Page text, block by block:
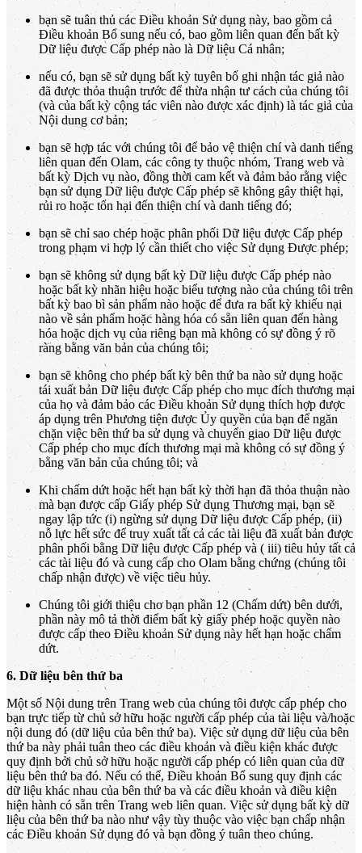
bạn sẽ tuân thủ các Điều khoản Sử dụng này, bao gồm cả
Điều khoản Bổ sung nếu có, bao gồm liên quan đến bất kỳ
Dữ liệu được Cấp phép nào là Dữ liệu Cá nhân;
nếu có, bạn sẽ sử dụng bất kỳ tuyên bố ghi nhận tác giả nào
đã được thỏa thuận trước để thừa nhận tư cách của chúng tôi
(và của bất kỳ cộng tác viên nào được xác định) là tác giả của
Nội dung cơ bản;
bạn sẽ hợp tác với chúng tôi để bảo vệ thiện chí và danh tiếng
liên quan đến Olam, các công ty thuộc nhóm, Trang web và
bất kỳ Dịch vụ nào, đồng thời cam kết và đảm bảo rằng việc
bạn sử dụng Dữ liệu được Cấp phép sẽ không gây thiệt hại,
rủi ro hoặc tổn hại đến thiện chí và danh tiếng đó;
bạn sẽ chỉ sao chép hoặc phân phối Dữ liệu được Cấp phép
trong phạm vi hợp lý cần thiết cho việc Sử dụng Được phép;
bạn sẽ không sử dụng bất kỳ Dữ liệu được Cấp phép nào
hoặc bất kỳ nhãn hiệu hoặc biểu tượng nào của chúng tôi trên
bất kỳ bao bì sản phẩm nào hoặc để đưa ra bất kỳ khiếu nại
nào về sản phẩm hoặc hàng hóa có sẵn liên quan đến hàng
hóa hoặc dịch vụ của riêng bạn mà không có sự đồng ý rõ
ràng bằng văn bản của chúng tôi;
bạn sẽ không cho phép bất kỳ bên thứ ba nào sử dụng hoặc
tái xuất bản Dữ liệu được Cấp phép cho mục đích thương mại
của họ và đảm bảo các Điều khoản Sử dụng thích hợp được
áp dụng trên Phương tiện được Ủy quyền của bạn để ngăn
chặn việc bên thứ ba sử dụng và chuyển giao Dữ liệu được
Cấp phép cho mục đích thương mại mà không có sự đồng ý
bằng văn bản của chúng tôi; và
Khi chấm dứt hoặc hết hạn bất kỳ thời hạn đã thỏa thuận nào
mà bạn được cấp Giấy phép Sử dụng Thương mại, bạn sẽ
ngay lập tức (i) ngừng sử dụng Dữ liệu được Cấp phép, (ii)
nỗ lực hết sức để truy xuất tất cả các tài liệu đã xuất bản được
phân phối bằng Dữ liệu được Cấp phép và ( iii) tiêu hủy tất cả
các tài liệu đó và cung cấp cho Olam bằng chứng (chúng tôi
chấp nhận được) về việc tiêu hủy.
Chúng tôi giới thiệu cho bạn phần 12 (Chấm dứt) bên dưới,
phần này mô tả thời điểm bất kỳ giấy phép hoặc quyền nào
được cấp theo Điều khoản Sử dụng này hết hạn hoặc chấm
dứt.
6. Dữ liệu bên thứ ba
Một số Nội dung trên Trang web của chúng tôi được cấp phép cho
bạn trực tiếp từ chủ sở hữu hoặc người cấp phép của tài liệu và/hoặc
nội dung đó (dữ liệu của bên thứ ba). Việc sử dụng dữ liệu của bên
thứ ba này phải tuân theo các điều khoản và điều kiện khác được
quy định bởi chủ sở hữu hoặc người cấp phép có liên quan của dữ
liệu bên thứ ba đó. Nếu có thể, Điều khoản Bổ sung quy định các
dữ liệu khác nhau của bên thứ ba và các điều khoản và điều kiện
hiện hành có sẵn trên Trang web liên quan. Việc sử dụng bất kỳ dữ
liệu của bên thứ ba nào như vậy tùy thuộc vào việc bạn chấp nhận
các Điều khoản Sử dụng đó và bạn đồng ý tuân theo chúng.